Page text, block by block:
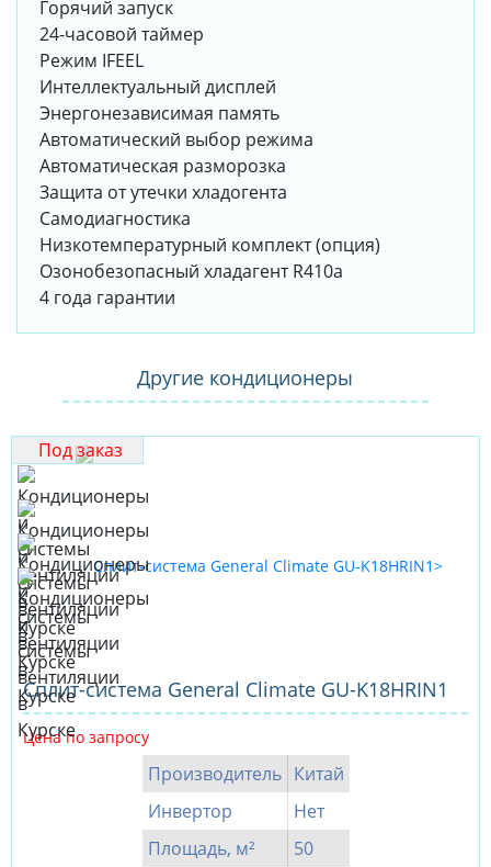
Горячий запуск
24-часовой таймер
Режим IFEEL
Интеллектуальный дисплей
Энергонезависимая память
Автоматический выбор режима
Автоматическая разморозка
Защита от утечки хладогента
Самодиагностика
Низкотемпературный комплект (опция)
Озонобезопасный хладагент R410a
4 года гарантии
Другие кондиционеры
Под заказ
Сплит-система General Climate GU-K18HRIN1
Цена по запросу
Производитель Китай
Инвертор
Нет
Площадь, м²
50